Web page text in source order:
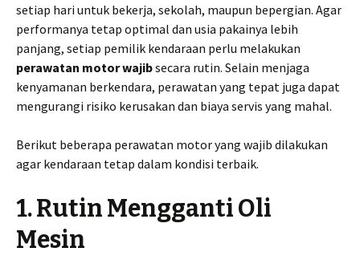
setiap hari untuk bekerja, sekolah, maupun bepergian. Agar
performanya tetap optimal dan usia pakainya lebih
panjang, setiap pemilik kendaraan perlu melakukan
perawatan motor wajibsecara rutin. Selain menjaga
kenyamanan berkendara, perawatan yang tepat juga dapat
mengurangi risiko kerusakan dan biaya servis yang mahal.
Berikut beberapa perawatan motor yang wajib dilakukan
agar kendaraan tetap dalam kondisi terbaik.
1. Rutin Mengganti Oli
Mesin